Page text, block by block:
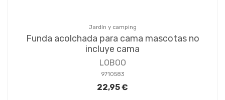
Jardín y camping
Funda acolchada para cama mascotas no
incluye cama
LOBOO
9710583
22,95 €